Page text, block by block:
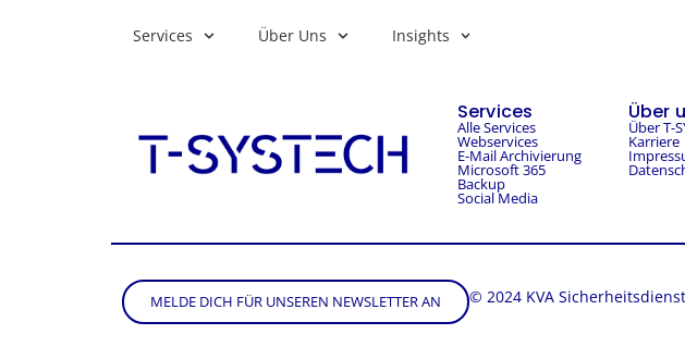
Services Über Uns Insights
Services
Alle Services
Webservices
E-Mail Archivierung
Microsoft 365
Backup
Social Media
Über
Über T-
Karriere
MELDE DICH FÜR UNSEREN NEWSLETTER AN © 2024 KVA